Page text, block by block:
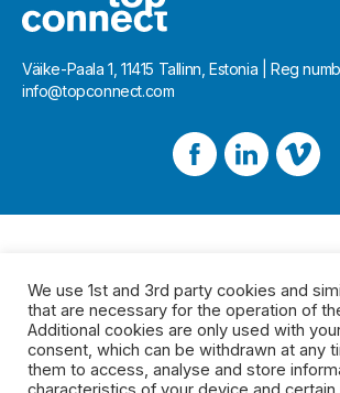
Väike-Paala 1, 11415 Tallinn, Estonia | Reg
info@topconnect.com
We use 1st and 3rd party cookies and
that are necessary for the operation of
Additional cookies are only used with
consent, which can be withdrawn at any
them to access, analyse and store